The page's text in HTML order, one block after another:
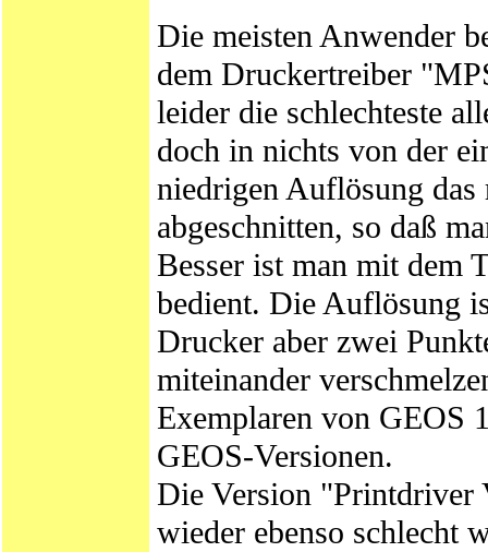
Die meisten Anwender
dem Druckertreiber
leider die schlechteste
doch in nichts von der
niedrigen Auflösung
abgeschnitten, so daß
Besser ist man mit dem
bedient. Die Auflösung
Drucker aber zwei
miteinander
Exemplaren von GEOS
GEOS-Versionen.
Die Version "Printdriver
wieder ebenso schlecht